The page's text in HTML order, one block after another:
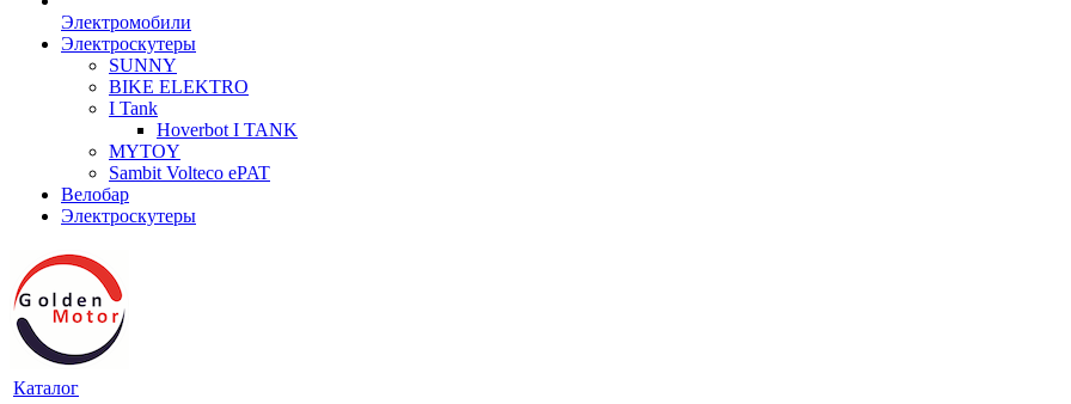
Электромобили
Электроскутеры
SUNNY
BIKE ELEKTRO
I Tank
Hoverbot I TANK
MYTOY
Sambit Volteco ePAT
Велобар
Электроскутеры
Каталог